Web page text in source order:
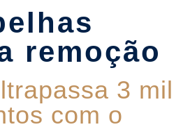
remoção
3 mil
com o